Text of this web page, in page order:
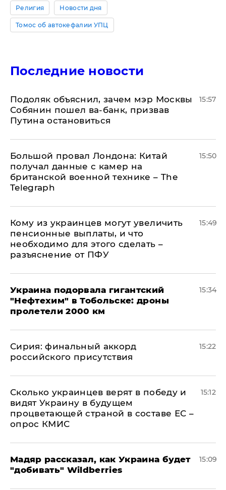
Религия Новости дня
Томос об автокефалии УПЦ
Последние новости
Подоляк объяснил, зачем мэр Москвы
Собянин пошел ва-банк, призвав
Путина остановиться
15:57
Большой провал Лондона: Китай
получал данные с камер на
британской военной технике – The
Telegraph
15:50
Кому из украинцев могут увеличить
пенсионные выплаты, и что
необходимо для этого сделать –
разъяснение от ПФУ
15:49
Украина подорвала гигантский
"Нефтехим" в Тобольске: дроны
пролетели 2000 км
15:34
​Сирия: финальный аккорд
российского присутствия
15:22
Сколько украинцев верят в победу и
видят Украину в будущем
процветающей страной в составе ЕС –
опрос КМИС
15:12
Мадяр рассказал, как Украина будет
"добивать" Wildberries
15:09